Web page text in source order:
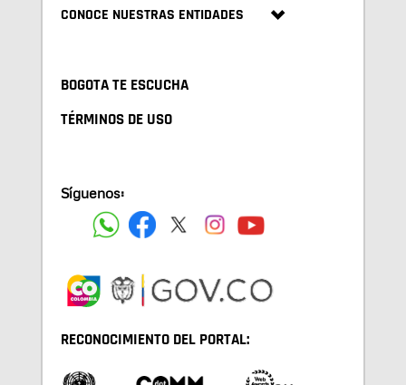
CONOCE NUESTRAS ENTIDADES
BOGOTA TE ESCUCHA
TÉRMINOS DE USO
Síguenos:
RECONOCIMIENTO DEL PORTAL: